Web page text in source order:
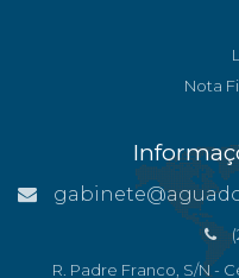
Nota
R. Padre Franco, S/N -